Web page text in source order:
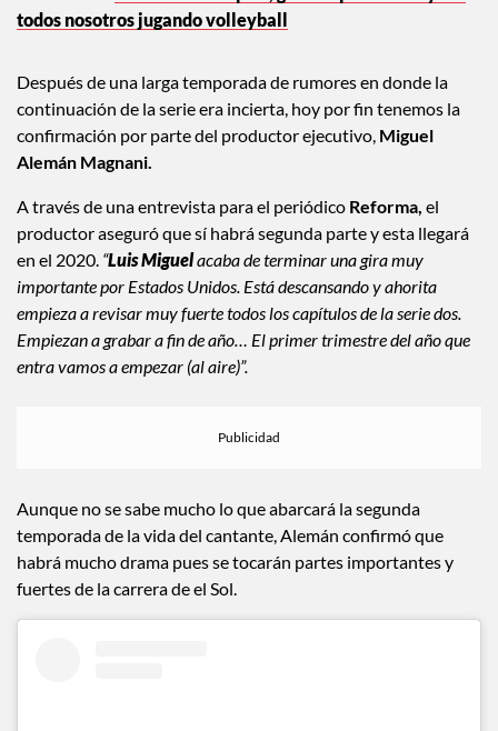
todos nosotros jugando volleyball
Después de una larga temporada de rumores en donde la
continuación de la serie era incierta, hoy por fin tenemos la
confirmación por parte del productor ejecutivo, Miguel
Alemán Magnani.
A través de una entrevista para el periódico Reforma, el
productor aseguró que sí habrá segunda parte y esta llegará
en el 2020. “Luis Miguelacaba de terminar una gira muy
importante por Estados Unidos. Está descansando y ahorita
empieza a revisar muy fuerte todos los capítulos de la serie dos.
Empiezan a grabar a fin de año… El primer trimestre del año que
entra vamos a empezar (al aire)”.
Aunque no se sabe mucho lo que abarcará la segunda
temporada de la vida del cantante, Alemán confirmó que
habrá mucho drama pues se tocarán partes importantes y
fuertes de la carrera de el Sol.